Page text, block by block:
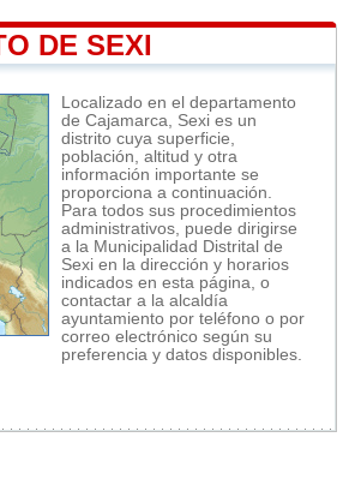
DE SEXI
Localizado en el departamento
de Cajamarca, Sexi es un
distrito cuya superficie,
población, altitud y otra
información importante se
proporciona a continuación.
Para todos sus procedimientos
administrativos, puede dirigirse
a la Municipalidad Distrital de
Sexi en la dirección y horarios
indicados en esta página, o
contactar a la alcaldía
ayuntamiento por teléfono o por
correo electrónico según su
preferencia y datos disponibles.